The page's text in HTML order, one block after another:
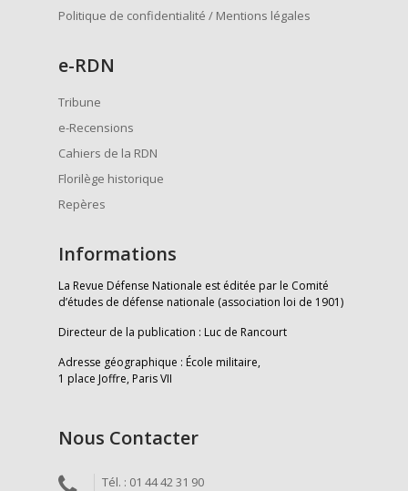
Politique de confidentialité / Mentions légales
e-RDN
Tribune
e-Recensions
Cahiers de la RDN
Florilège historique
Repères
Informations
La Revue Défense Nationale est éditée par le Comité
d’études de défense nationale (association loi de 1901)
Directeur de la publication : Luc de Rancourt
Adresse géographique : École militaire,
1 place Joffre, Paris VII
Nous Contacter
Tél. : 01 44 42 31 90